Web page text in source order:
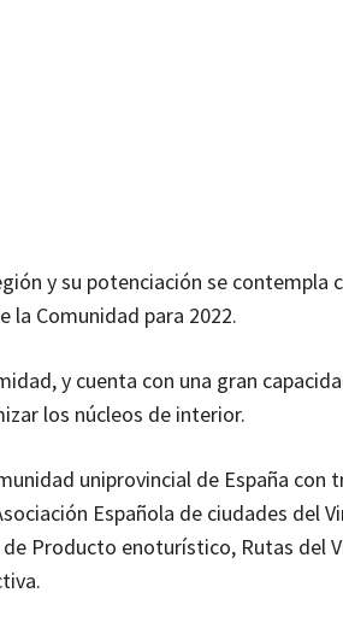
y su potenciación se contempla
la Comunidad para 2022.
y cuenta con una gran
los núcleos de interior.
uniprovincial de España con
Española de ciudades del
Producto enoturístico, Rutas del